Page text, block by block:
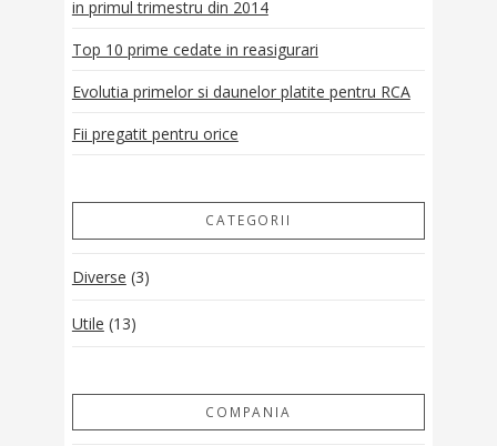
in primul trimestru din 2014
Top 10 prime cedate in reasigurari
Evolutia primelor si daunelor platite pentru RCA
Fii pregatit pentru orice
CATEGORII
Diverse (3)
Utile (13)
COMPANIA